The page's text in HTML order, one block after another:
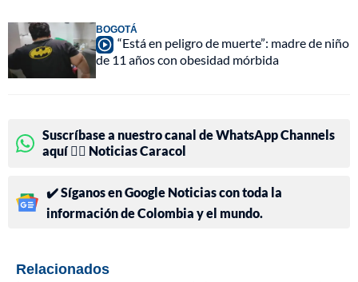
BOGOTÁ
“Está en peligro de muerte”: madre de niño
de 11 años con obesidad mórbida
Suscríbase a nuestro canal de WhatsApp Channels
aquí 👉🏻 Noticias Caracol
✔️ Síganos en Google Noticias con toda la
información de Colombia y el mundo.
Relacionados